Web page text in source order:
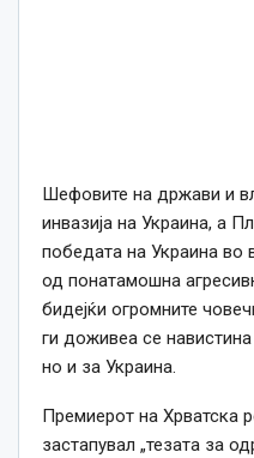
Шефовите на држави и
инвазија на Украина, а
победата на Украина во
од понатамошна
бидејќи огромните
ги доживеа се
но и за Украина.
Премиерот на Хрватска
застапувал „тезата за